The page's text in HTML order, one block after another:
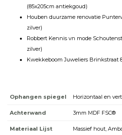
(85x205cm antiekgoud)
Houben duurzame renovatie
zilver)
Robbert Kennis vn mode
zilver)
Kwekkeboom Juweliers Brinkstraat
Ophangen spiegel Horizontaal en
Achterwand 3mm MDF FSC®
Materiaal Lijst Massief hout,